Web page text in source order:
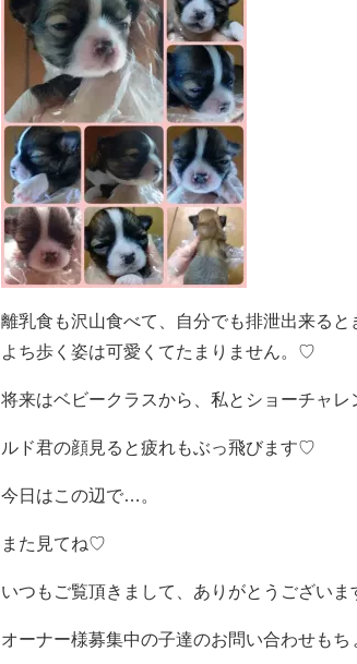
離乳食も沢山食べて、自分でも排泄出来る
よち歩く姿は可愛くてたまりません。♡
将来はベビークラスから、私とショーチャレ
ルド君の顔見ると疲れもぶっ飛びます♡
今日はこの辺で…。
また見てね♡
いつもご覧頂きまして、ありがとうござい
オーナー様募集中の子達のお問い合わせも